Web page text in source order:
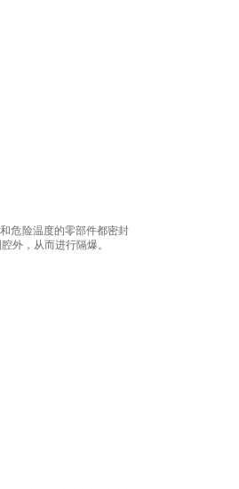
危险温度的零部件都密封
外，从而进行隔爆。